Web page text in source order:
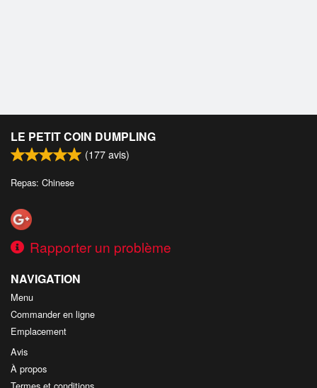
LE PETIT COIN DUMPLING
(177avis)
Repas: Chinese
Rapporter un problème
NAVIGATION
Menu
Commander en ligne
Emplacement
Avis
À propos